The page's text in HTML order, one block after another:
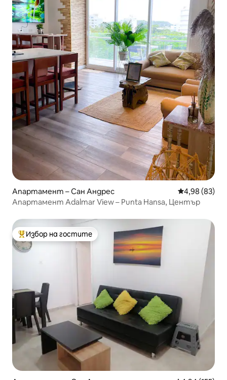
Апартамент – Сан Андрес Средна
4,98 (83)
Апартамент Adalmar View – Punta Hansa, Център
Най-популярен избор на гостите
Избор на гостите